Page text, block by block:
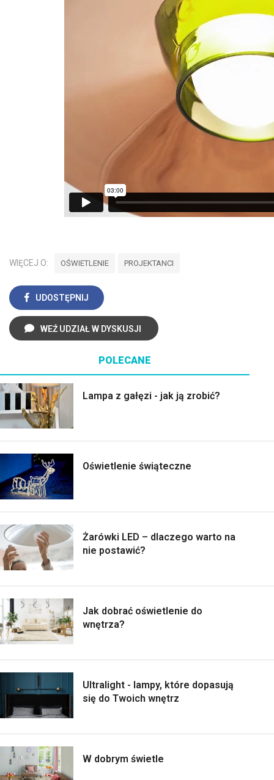
WIĘCEJ O: OŚWIETLENIE PROJEKTANCI
UDOSTĘPNIJ
WEŹ UDZIAŁ W DYSKUSJI
POLECANE
Lampa z gałęzi - jak ją zrobić?
Oświetlenie świąteczne
Żarówki LED – dlaczego warto na
nie postawić?
Jak dobrać oświetlenie do
wnętrza?
Ultralight - lampy, które dopasują
się do Twoich wnętrz
W dobrym świetle